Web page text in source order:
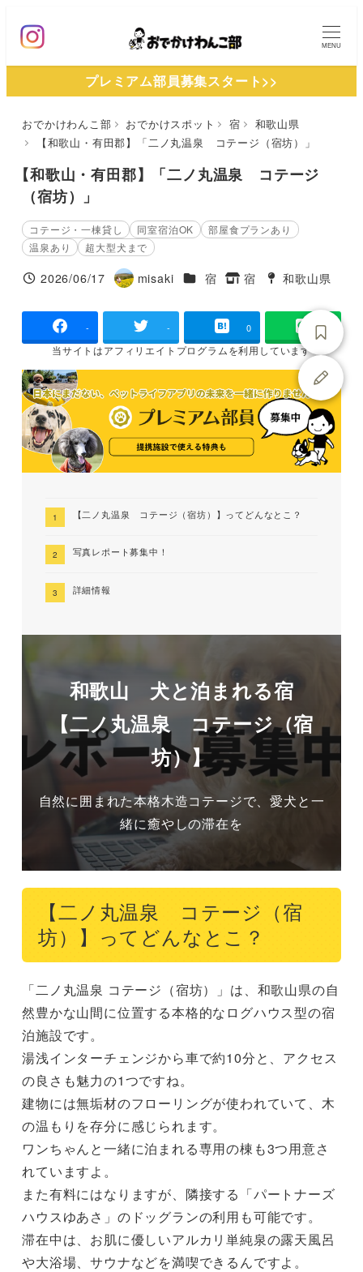
ン
MENU
プレミアム部員募集スタート>>
おでかけわんこ部 おでかけスポット 宿
和歌山県
【和歌山・有田郡】「二ノ丸温泉 コテージ（宿坊）」
【和歌山・有田郡】「二ノ丸温泉 コテージ
（宿坊）」
コテージ・一棟貸し 同室宿泊OK
部屋食プランあり
温泉あり
超大型犬まで
投稿日
2026/06/17
著
misaki 施設ジャンル
宿
タグ
宿
タグ
和歌山県
- - 0
当サイトはアフィリエイトプログラムを利用しています
【二ノ丸温泉 コテージ（宿坊）】ってどんなとこ？
写真レポート募集中！
詳細情報
和歌山 犬と泊まれる宿
【二ノ丸温泉 コテージ（宿
坊）】
自然に囲まれた本格木造コテージで、愛犬と一
緒に癒やしの滞在を
【二ノ丸温泉 コテージ（宿
坊）】ってどんなとこ？
「二ノ丸温泉 コテージ（宿坊）」は、和歌山県の自
然豊かな山間に位置する本格的なログハウス型の宿
泊施設です。
湯浅インターチェンジから車で約10分と、アクセス
の良さも魅力の1つですね。
建物には無垢材のフローリングが使われていて、木
の温もりを存分に感じられます。
ワンちゃんと一緒に泊まれる専用の棟も3つ用意さ
れていますよ。
また有料にはなりますが、隣接する「パートナーズ
ハウスゆあさ」のドッグランの利用も可能です。
滞在中は、お肌に優しいアルカリ単純泉の露天風呂
や大浴場、サウナなどを満喫できるんですよ。